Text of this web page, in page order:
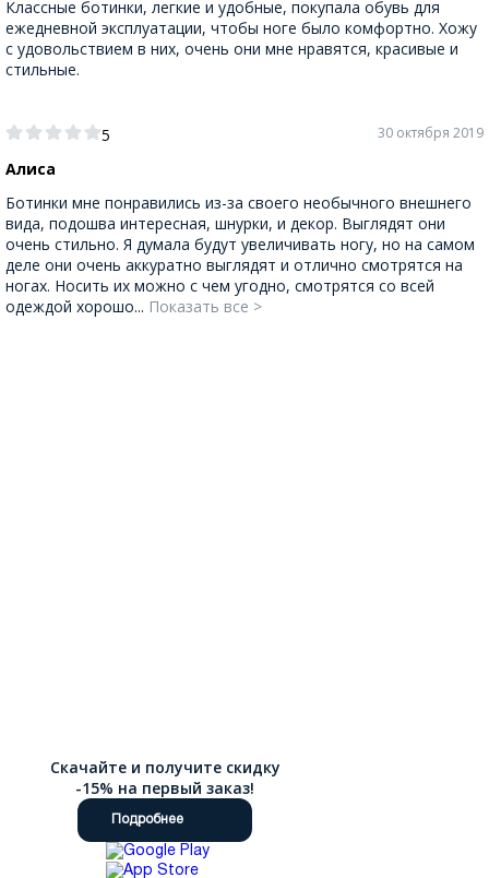
Классные ботинки, легкие и удобные, покупала обувь для
ежедневной эксплуатации, чтобы ноге было комфортно. Хожу
с удовольствием в них, очень они мне нравятся, красивые и
стильные.
5
Алиса
30 октября 2019
Ботинки мне понравились из-за своего необычного внешнего
вида, подошва интересная, шнурки, и декор. Выглядят они
очень стильно. Я думала будут увеличивать ногу, но на самом
деле они очень аккуратно выглядят и отлично смотрятся на
ногах. Носить их можно с чем угодно, смотрятся со всей
одеждой хорошо... Показать все >
Скачайте и получите скидку
-15% на первый заказ!
Подробнее